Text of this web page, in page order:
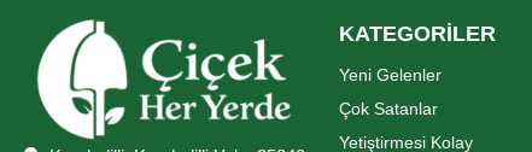
KATEGORİLER
Yeni Gelenler
Çok Satanlar
Yetiştirmesi Kolay